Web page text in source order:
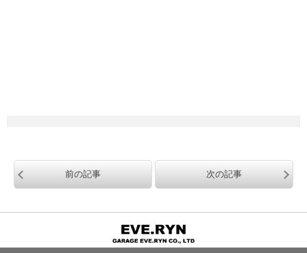
前の記事 次の記事